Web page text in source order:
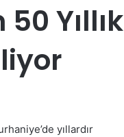
Yıllık
yıllardır